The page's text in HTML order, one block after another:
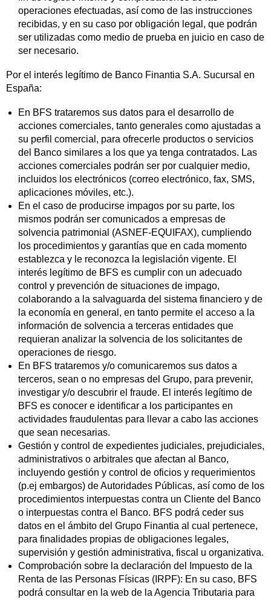
operaciones efectuadas, así como de las instrucciones
recibidas, y en su caso por obligación legal, que podrán
ser utilizadas como medio de prueba en juicio en caso de
ser necesario.
Por el interés legítimo de Banco Finantia S.A. Sucursal en
España:
En BFS trataremos sus datos para el desarrollo de
acciones comerciales, tanto generales como ajustadas a
su perfil comercial, para ofrecerle productos o servicios
del Banco similares a los que ya tenga contratados. Las
acciones comerciales podrán ser por cualquier medio,
incluidos los electrónicos (correo electrónico, fax, SMS,
aplicaciones móviles, etc.).
En el caso de producirse impagos por su parte, los
mismos podrán ser comunicados a empresas de
solvencia patrimonial (ASNEF-EQUIFAX), cumpliendo
los procedimientos y garantías que en cada momento
establezca y le reconozca la legislación vigente. El
interés legítimo de BFS es cumplir con un adecuado
control y prevención de situaciones de impago,
colaborando a la salvaguarda del sistema financiero y de
la economía en general, en tanto permite el acceso a la
información de solvencia a terceras entidades que
requieran analizar la solvencia de los solicitantes de
operaciones de riesgo.
En BFS trataremos y/o comunicaremos sus datos a
terceros, sean o no empresas del Grupo, para prevenir,
investigar y/o descubrir el fraude. El interés legítimo de
BFS es conocer e identificar a los participantes en
actividades fraudulentas para llevar a cabo las acciones
que sean necesarias.
Gestión y control de expedientes judiciales, prejudiciales,
administrativos o arbitrales que afectan al Banco,
incluyendo gestión y control de oficios y requerimientos
(p.ej embargos) de Autoridades Públicas, así como de los
procedimientos interpuestas contra un Cliente del Banco
o interpuestas contra el Banco. BFS podrá ceder sus
datos en el ámbito del Grupo Finantia al cual pertenece,
para finalidades propias de obligaciones legales,
supervisión y gestión administrativa, fiscal u organizativa.
Comprobación sobre la declaración del Impuesto de la
Renta de las Personas Físicas (IRPF): En su caso, BFS
podrá consultar en la web de la Agencia Tributaria para